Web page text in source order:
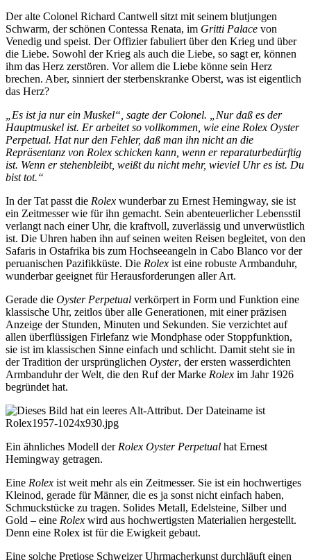
Der alte Colonel Richard Cantwell sitzt mit seinem blutjungen
Schwarm, der schönen Contessa Renata, im Gritti Palace von
Venedig und speist. Der Offizier fabuliert über den Krieg und über
die Liebe. Sowohl der Krieg als auch die Liebe, so sagt er, können
ihm das Herz zerstören. Vor allem die Liebe könne sein Herz
brechen. Aber, sinniert der sterbenskranke Oberst, was ist eigentlich
das Herz?
„Es ist ja nur ein Muskel“, sagte der Colonel. „Nur daß es der
Hauptmuskel ist. Er arbeitet so vollkommen, wie eine Rolex Oyster
Perpetual. Hat nur den Fehler, daß man ihn nicht an die
Repräsentanz von Rolex schicken kann, wenn er reparaturbedürftig
ist. Wenn er stehenbleibt, weißt du nicht mehr, wieviel Uhr es ist. Du
bist tot.“
In der Tat passt die Rolex wunderbar zu Ernest Hemingway, sie ist
ein Zeitmesser wie für ihn gemacht. Sein abenteuerlicher Lebensstil
verlangt nach einer Uhr, die kraftvoll, zuverlässig und unverwüstlich
ist. Die Uhren haben ihn auf seinen weiten Reisen begleitet, von den
Safaris in Ostafrika bis zum Hochseeangeln in Cabo Blanco vor der
peruanischen Pazifikküste. Die Rolex ist eine robuste Armbanduhr,
wunderbar geeignet für Herausforderungen aller Art.
Gerade die Oyster Perpetual verkörpert in Form und Funktion eine
klassische Uhr, zeitlos über alle Generationen, mit einer präzisen
Anzeige der Stunden, Minuten und Sekunden. Sie verzichtet auf
allen überflüssigen Firlefanz wie Mondphase oder Stoppfunktion,
sie ist im klassischen Sinne einfach und schlicht. Damit steht sie in
der Tradition der ursprünglichen Oyster, der ersten wasserdichten
Armbanduhr der Welt, die den Ruf der Marke Rolex im Jahr 1926
begründet hat.
Ein ähnliches Modell der Rolex Oyster Perpetual hat Ernest
Hemingway getragen.
Eine Rolex ist weit mehr als ein Zeitmesser. Sie ist ein hochwertiges
Kleinod, gerade für Männer, die es ja sonst nicht einfach haben,
Schmuckstücke zu tragen. Solides Metall, Edelsteine, Silber und
Gold – eine Rolex wird aus hochwertigsten Materialien hergestellt.
Denn eine Rolex ist für die Ewigkeit gebaut.
Eine solche Pretiose Schweizer Uhrmacherkunst durchläuft einen